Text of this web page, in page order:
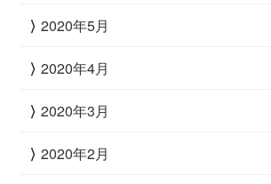
2020年5月
2020年4月
2020年3月
2020年2月